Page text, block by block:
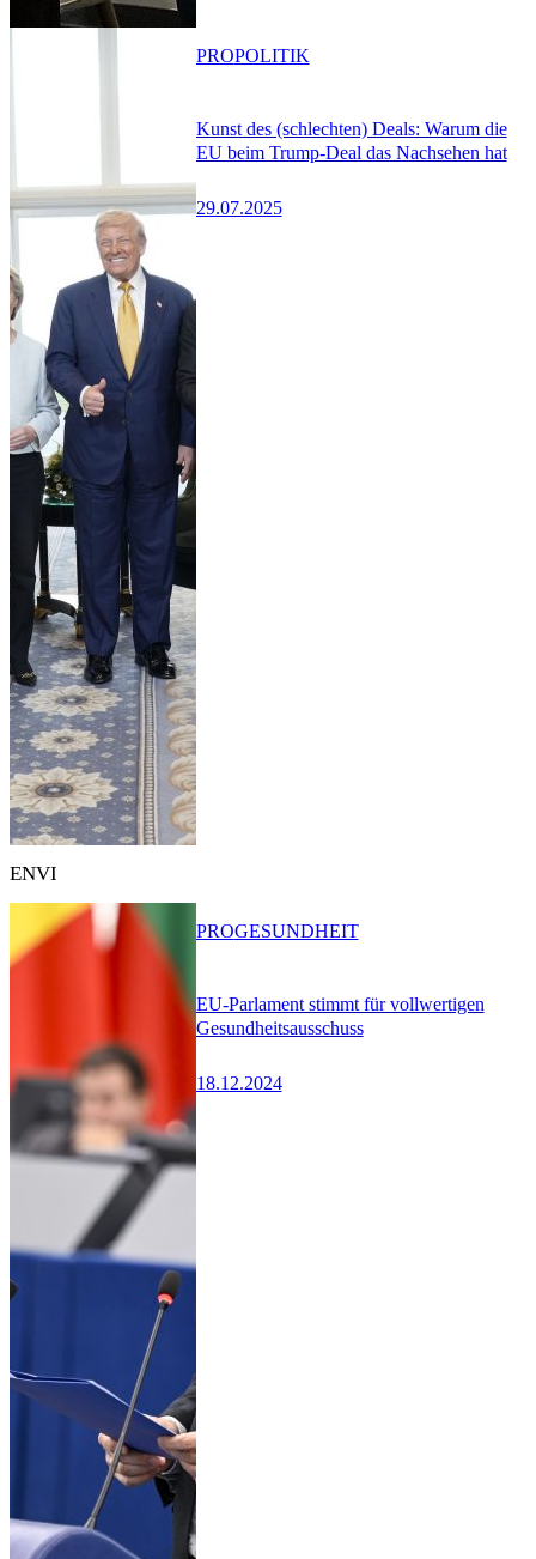
Kunst des (schlechten) Deals: Warum die
EU beim Trump-Deal das Nachsehen hat
29.07.2025
PROPOLITIK
ENVI
EU-Parlament stimmt für vollwertigen
Gesundheitsausschuss
18.12.2024
PROGESUNDHEIT